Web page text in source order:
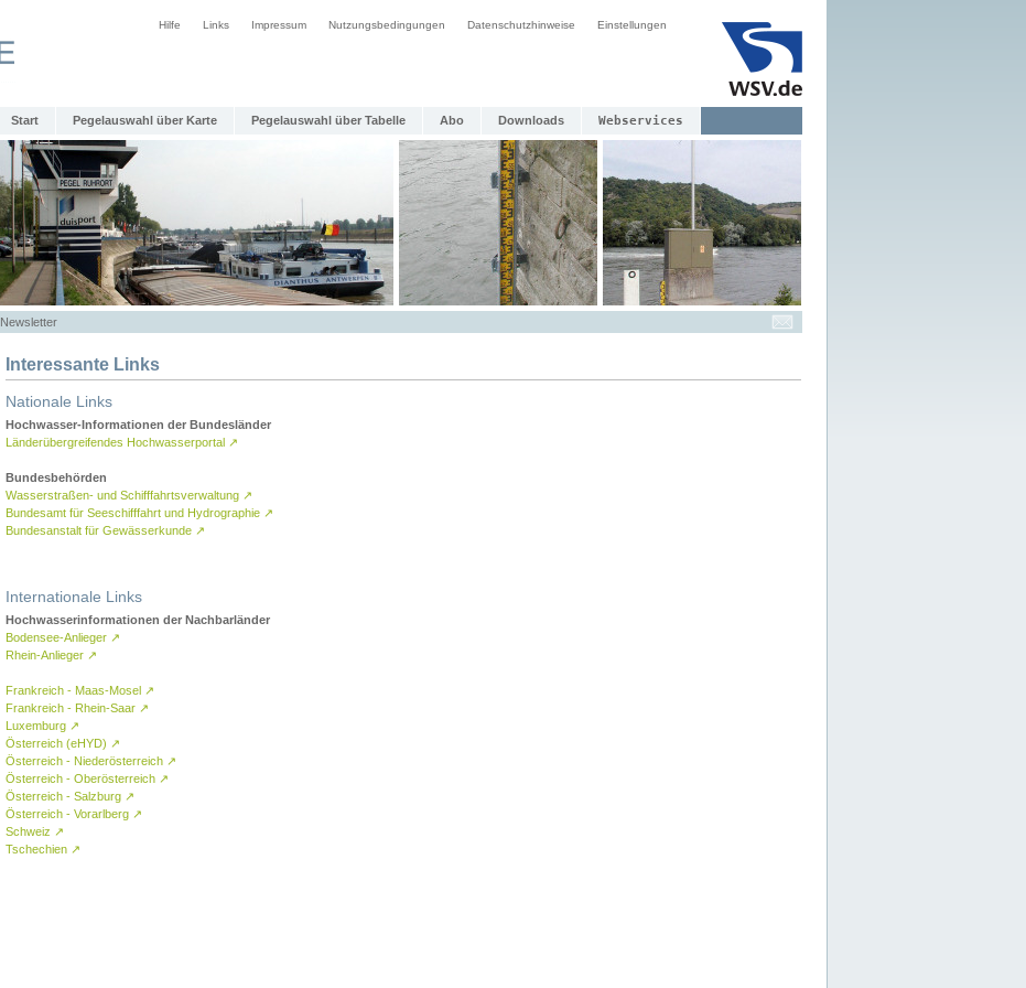
Hilfe Links Impressum Nutzungsbedingungen Datenschutzhinweise Einstellungen
Start Pegelauswahl über Karte Pegelauswahl über Tabelle Abo Downloads Webservices
Newsletter
Interessante Links
Nationale Links
Hochwasser-Informationen der Bundesländer
Länderübergreifendes Hochwasserportal ↗
Bundesbehörden
Wasserstraßen- und Schifffahrtsverwaltung ↗
Bundesamt für Seeschifffahrt und Hydrographie ↗
Bundesanstalt für Gewässerkunde ↗
Internationale Links
Hochwasserinformationen der Nachbarländer
Bodensee-Anlieger ↗
Rhein-Anlieger ↗
Frankreich - Maas-Mosel ↗
Frankreich - Rhein-Saar ↗
Luxemburg ↗
Österreich (eHYD) ↗
Österreich - Niederösterreich ↗
Österreich - Oberösterreich ↗
Österreich - Salzburg ↗
Österreich - Vorarlberg ↗
Schweiz ↗
Tschechien ↗